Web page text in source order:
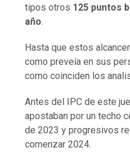
tipos otros 125 puntos
año.
Hasta que estos
como preveía en sus
como coinciden los
Antes del IPC de este
apostaban por un techo
de 2023 y progresivos
comenzar 2024.